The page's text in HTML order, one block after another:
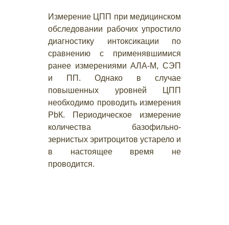
Измерение ЦПП при медицинском
обследовании рабочих упростило
диагностику интоксикации по
сравнению с применявшимися
ранее измерениями АЛА-М, СЭП
и ПП. Однако в случае
повышенных уровней ЦПП
необходимо проводить измерения
РbК. Периодическое измерение
количества базофильно-
зернистых эритроцитов устарело и
в настоящее время не
проводится.